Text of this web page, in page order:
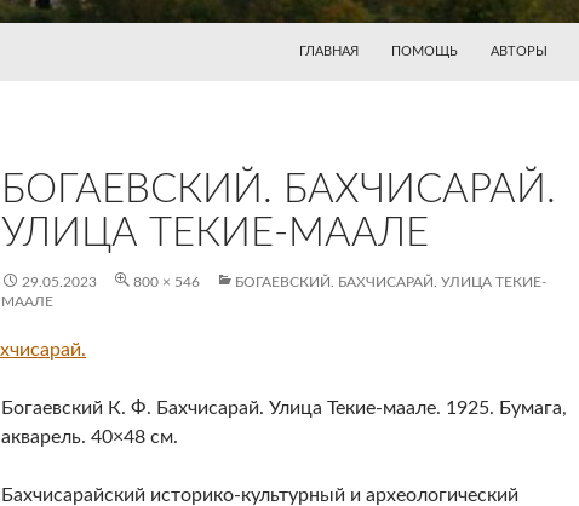
ГЛАВНАЯ ПОМОЩЬ АВТОРЫ
БОГАЕВСКИЙ. БАХЧИСАРАЙ.
УЛИЦА ТЕКИЕ-МААЛЕ
29.05.2023 800 × 546
БОГАЕВСКИЙ. БАХЧИСАРАЙ. УЛИЦА ТЕКИЕ-
МААЛЕ
Богаевский К. Ф. Бахчисарай. Улица Текие-маале. 1925. Бумага,
акварель. 40×48 см.
Бахчисарайский историко-культурный и археологический